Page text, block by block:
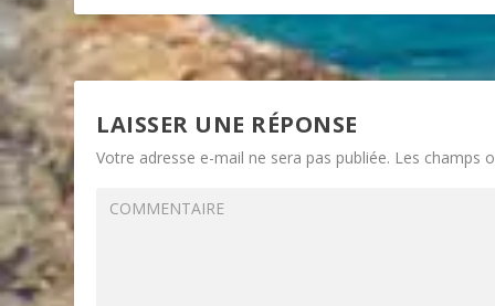
LAISSER UNE RÉPONSE
Votre adresse e-mail ne sera pas publiée. Les champs